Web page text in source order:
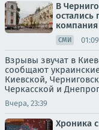
В
остались
СМИ 01:09
Взрывы звучат в
сообщают
Киевской,
Черкасской и
Вчера, 23:39
Хроника